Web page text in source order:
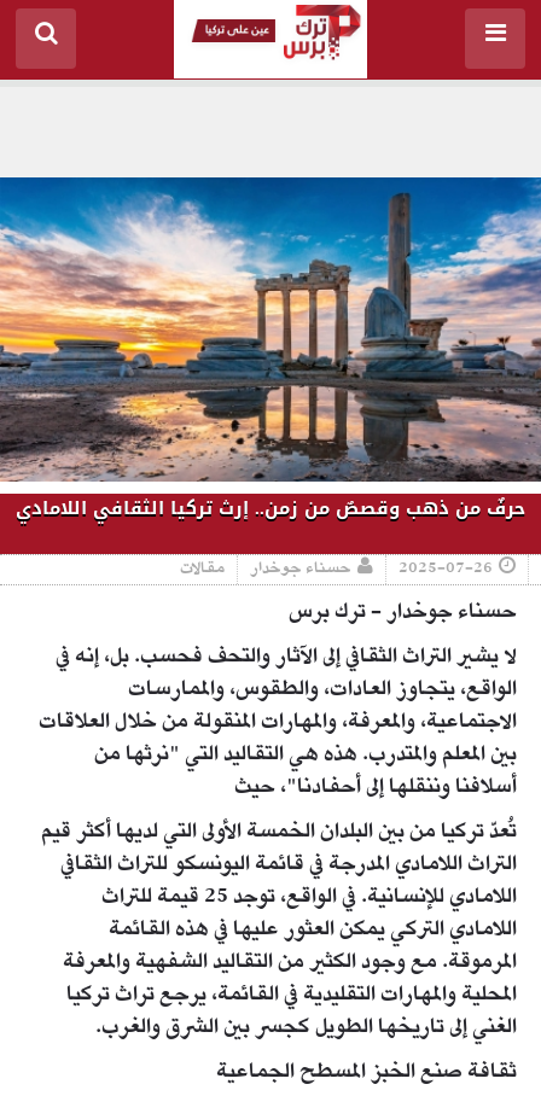
حرفٌ من ذهب وقصصٌ من زمن.. إرث تركيا الثقافي اللامادي
2025-07-26 حسناء جوخدار مقالات
حسناء جوخدار - ترك برس
لا يشير التراث الثقافي إلى الآثار والتحف فحسب. بل، إنه في
الواقع، يتجاوز العادات، والطقوس، والممارسات
الاجتماعية، والمعرفة، والمهارات المنقولة من خلال العلاقات
بين المعلم والمتدرب. هذه هي التقاليد التي "نرثها من
أسلافنا وننقلها إلى أحفادنا"، حيث
تُعدّ تركيا من بين البلدان الخمسة الأولى التي لديها أكثر قيم
التراث اللامادي المدرجة في قائمة اليونسكو للتراث الثقافي
اللامادي للإنسانية. في الواقع، توجد 25 قيمة للتراث
اللامادي التركي يمكن العثور عليها في هذه القائمة
المرموقة. مع وجود الكثير من التقاليد الشفهية والمعرفة
المحلية والمهارات التقليدية في القائمة، يرجع تراث تركيا
الغني إلى تاريخها الطويل كجسر بين الشرق والغرب.
ثقافة صنع الخبز المسطح الجماعية